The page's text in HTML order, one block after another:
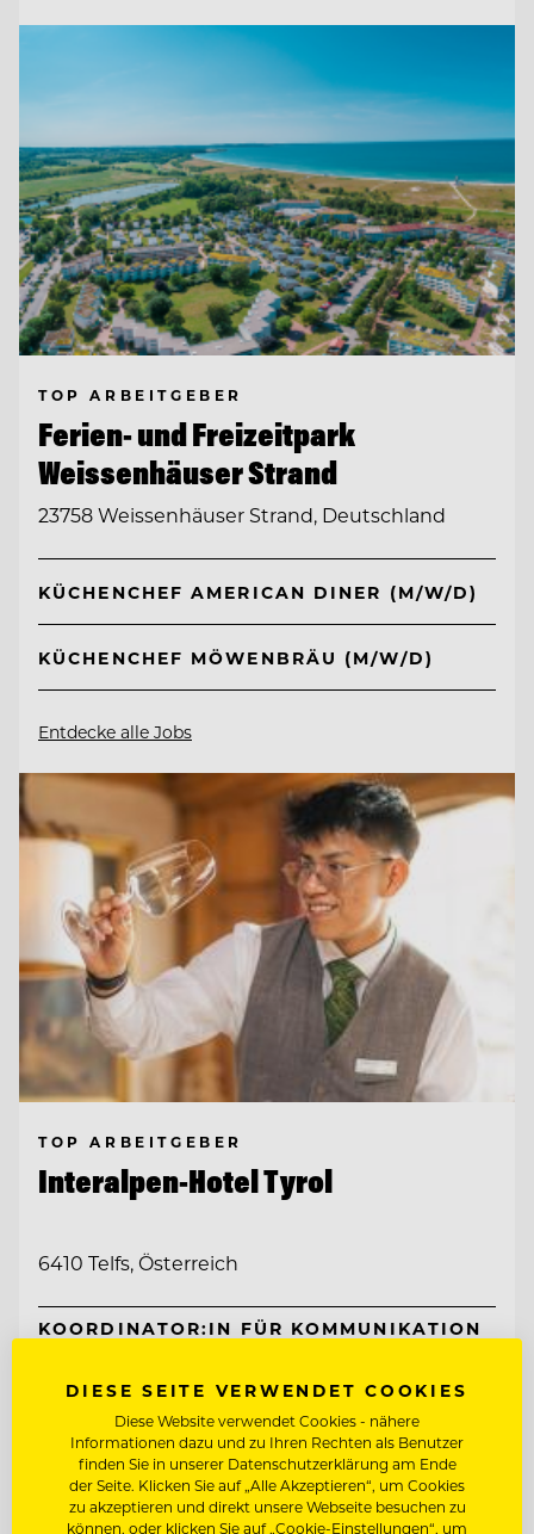
TOP ARBEITGEBER
Ferien- und Freizeitpark
Weissenhäuser Strand
23758 Weissenhäuser Strand, Deutschland
KÜCHENCHEF AMERICAN DINER (M/W/D)
KÜCHENCHEF MÖWENBRÄU (M/W/D)
Entdecke alle Jobs
TOP ARBEITGEBER
Interalpen-Hotel Tyrol
6410 Telfs, Österreich
KOORDINATOR:IN FÜR KOMMUNIKATION
SALES MANAGER (M/W/D)
Entdecke alle Jobs
DIESE SEITE VERWENDET COOKIES
Diese Website verwendet Cookies - nähere
Informationen dazu und zu Ihren Rechten als Benutzer
finden Sie in unserer Datenschutzerklärung am Ende
der Seite. Klicken Sie auf „Alle Akzeptieren“, um Cookies
zu akzeptieren und direkt unsere Webseite besuchen zu
können, oder klicken Sie auf „Cookie-Einstellungen“, um